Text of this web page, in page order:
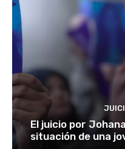
El juicio por
situación de una